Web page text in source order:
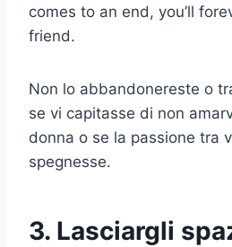
comes to an end, you’ll
friend.
Non lo abbandonereste o
se vi capitasse di non
donna o se la passione tra
spegnesse.
3. Lasciargli